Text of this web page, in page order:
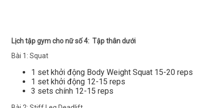
Lịch tập gym cho nữ số 4: Tập thân dưới
Bài 1: Squat
1 set khởi động Body Weight Squat 15-20 reps
1 set khởi động 12-15 reps
3 sets chính 12-15 reps